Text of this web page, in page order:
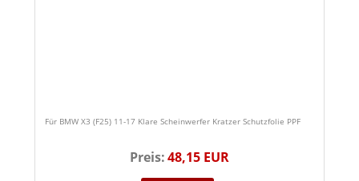
Für BMW X3 (F25) 11-17 Klare Scheinwerfer Kratzer Schutzfolie PPF
Preis:48,15 EUR